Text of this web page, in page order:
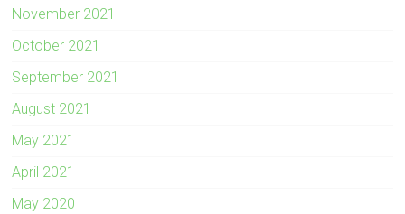
November 2021
October 2021
September 2021
August 2021
May 2021
April 2021
May 2020